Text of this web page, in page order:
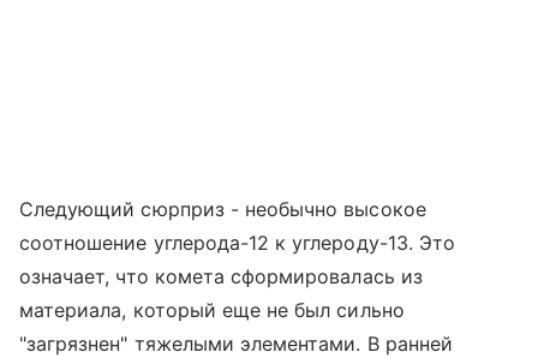
Следующий сюрприз - необычно высокое
соотношение углерода-12 к углероду-13. Это
означает, что комета сформировалась из
материала, который еще не был сильно
"загрязнен" тяжелыми элементами. В ранней